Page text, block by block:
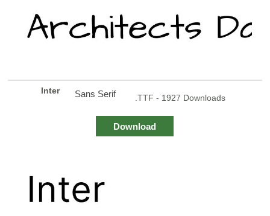
Inter Sans Serif .TTF - 1927 Downloads
Download